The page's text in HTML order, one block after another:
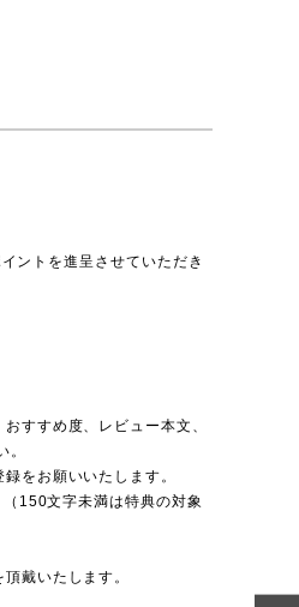
ントを進呈させていただき
すすめ度、レビュー本文、
をお願いいたします。
150文字未満は特典の対象
戴いたします。